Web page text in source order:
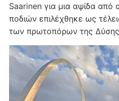
Saarinen για μια αψίδα
ποδιών επιλέχθηκε ως
των πρωτοπόρων της